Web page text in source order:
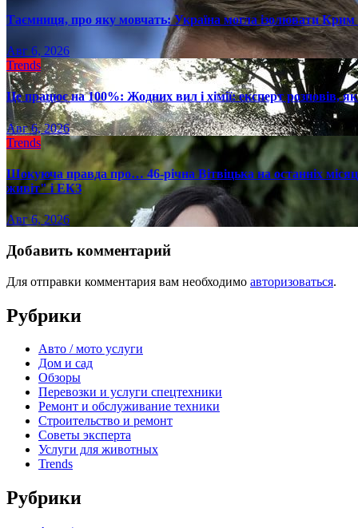
Таємниця, про яку мовчать: Україна могла ізолювати
Авг 6, 2026
Trends
Це працює на 100%: Жодних вил і хімії: експерт розповів,
Авг 6, 2026
Trends
Шокуюча правда про… 46-річна Вітвіцька на останніх
живіт" і ЕКЗ
Авг 6, 2026
Добавить комментарий
Для отправки комментария вам необходимо авторизоваться.
Рубрики
Авто / мото услуги
Дом и сад
Обзоры
Перевозки и услуги спецтехники
Ремонт и обслуживание техники
Строительство и ремонт
Советы эксперта
Услуги для животных
Trends
Рубрики